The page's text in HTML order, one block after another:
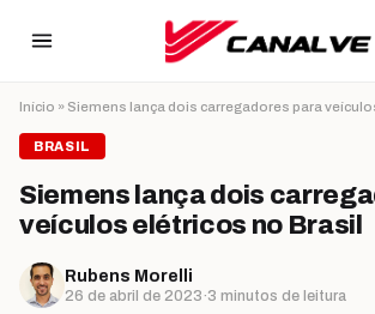
Início » Siemens lança dois carregadores para
BRASIL
Siemens lança dois
veículos elétricos no Brasil
Rubens Morelli
26 de abril de 2023·3 minutos de leitura